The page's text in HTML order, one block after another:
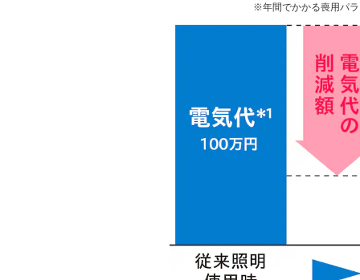
※年間でかかる喪用パ